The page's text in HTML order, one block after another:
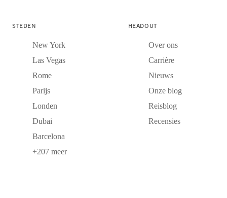
STEDEN
New York
Las Vegas
Rome
Parijs
Londen
Dubai
Barcelona
+207 meer
HEADOUT
Over ons
Carrière
Nieuws
Onze blog
Reisblog
Recensies